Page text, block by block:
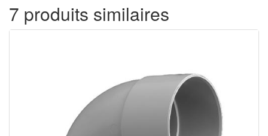
7 produits similaires